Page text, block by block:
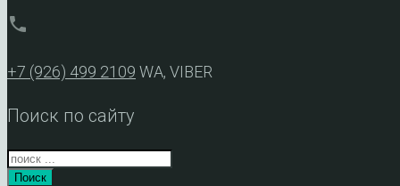
phone
+7 (926) 499 2109 WA, VIBER
Поиск по сайту
Поиск